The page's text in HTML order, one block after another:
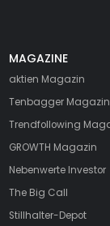
MAGAZINE
aktien Magazin
Tenbagger Magazin
Trendfollowing
GROWTH Magazin
Nebenwerte Investor
The Big Call
Stillhalter-Depot